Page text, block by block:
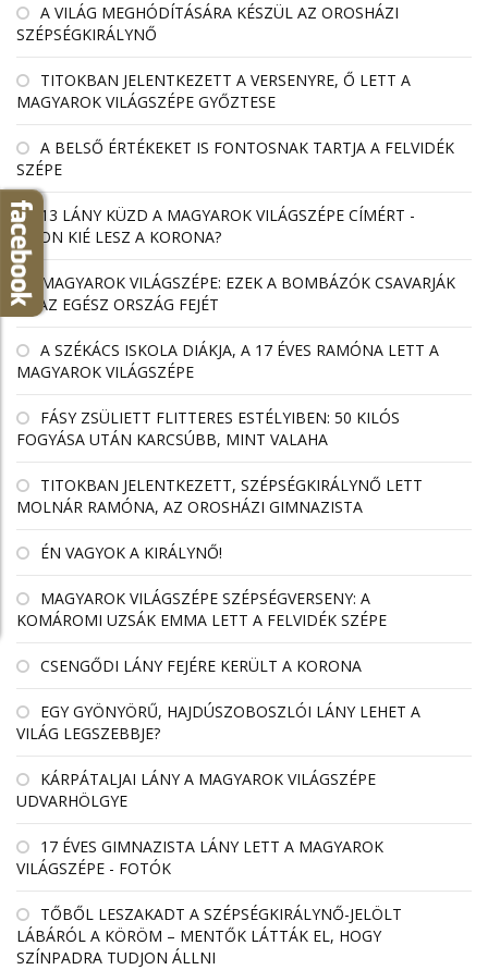
A VILÁG MEGHÓDÍTÁSÁRA KÉSZÜL AZ OROSHÁZI
SZÉPSÉGKIRÁLYNŐ
TITOKBAN JELENTKEZETT A VERSENYRE, Ő LETT A
MAGYAROK VILÁGSZÉPE GYŐZTESE
A BELSŐ ÉRTÉKEKET IS FONTOSNAK TARTJA A FELVIDÉK
SZÉPE
13 LÁNY KÜZD A MAGYAROK VILÁGSZÉPE CÍMÉRT -
VAJON KIÉ LESZ A KORONA?
MAGYAROK VILÁGSZÉPE: EZEK A BOMBÁZÓK CSAVARJÁK
EL AZ EGÉSZ ORSZÁG FEJÉT
A SZÉKÁCS ISKOLA DIÁKJA, A 17 ÉVES RAMÓNA LETT A
MAGYAROK VILÁGSZÉPE
FÁSY ZSÜLIETT FLITTERES ESTÉLYIBEN: 50 KILÓS
FOGYÁSA UTÁN KARCSÚBB, MINT VALAHA
TITOKBAN JELENTKEZETT, SZÉPSÉGKIRÁLYNŐ LETT
MOLNÁR RAMÓNA, AZ OROSHÁZI GIMNAZISTA
ÉN VAGYOK A KIRÁLYNŐ!
MAGYAROK VILÁGSZÉPE SZÉPSÉGVERSENY: A
KOMÁROMI UZSÁK EMMA LETT A FELVIDÉK SZÉPE
CSENGŐDI LÁNY FEJÉRE KERÜLT A KORONA
EGY GYÖNYÖRŰ, HAJDÚSZOBOSZLÓI LÁNY LEHET A
VILÁG LEGSZEBBJE?
KÁRPÁTALJAI LÁNY A MAGYAROK VILÁGSZÉPE
UDVARHÖLGYE
17 ÉVES GIMNAZISTA LÁNY LETT A MAGYAROK
VILÁGSZÉPE - FOTÓK
TŐBŐL LESZAKADT A SZÉPSÉGKIRÁLYNŐ-JELÖLT
LÁBÁRÓL A KÖRÖM – MENTŐK LÁTTÁK EL, HOGY
SZÍNPADRA TUDJON ÁLLNI